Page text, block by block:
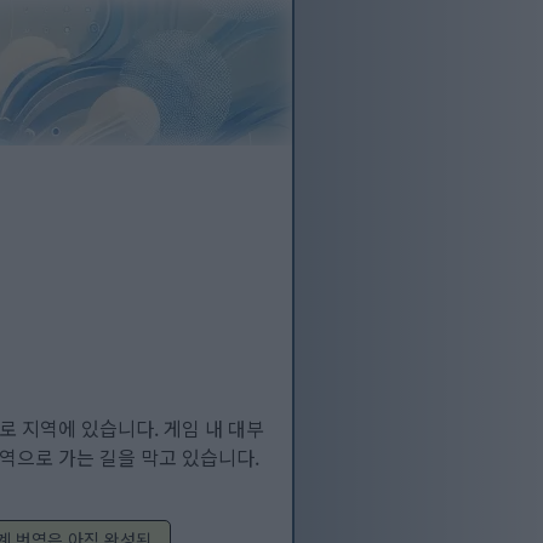
지역에 있습니다. 게임 내 대부
으로 가는 길을 막고 있습니다.